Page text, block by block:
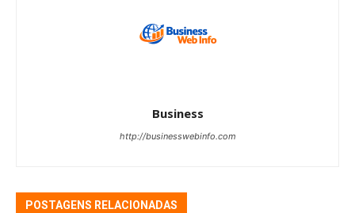
Business
http://businesswebinfo.com
POSTAGENS RELACIONADAS